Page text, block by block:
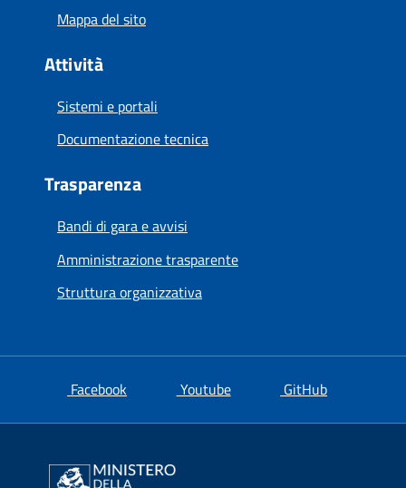
Mappa del sito
Attività
Sistemi e portali
Documentazione tecnica
Trasparenza
Bandi di gara e avvisi
Amministrazione trasparente
Struttura organizzativa
Facebooksi apre in una nuova scheda
Youtubesi apre in una nuova scheda
GitHubsi apre in